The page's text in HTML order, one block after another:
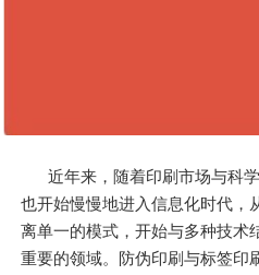
近年来，随着印刷市场与科
也开始慢慢地进入信息化时代，
离单一的模式，开始与多种技术
重要的领域。防伪印刷与标签印